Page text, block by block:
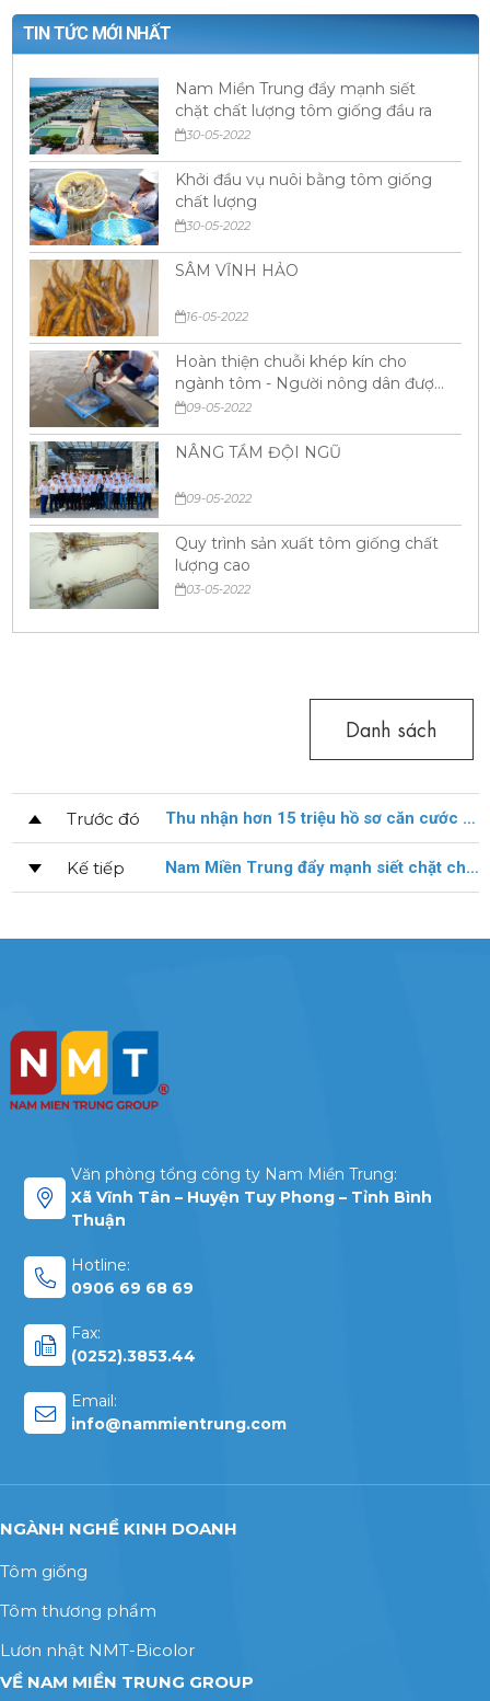
TIN TỨC MỚI NHẤT
Nam Miền Trung đẩy mạnh siết
chặt chất lượng tôm giống đầu ra
30-05-2022
Khởi đầu vụ nuôi bằng tôm giống
chất lượng
30-05-2022
SÂM VĨNH HẢO
16-05-2022
Hoàn thiện chuỗi khép kín cho
ngành tôm - Người nông dân được
hưởng lợi
09-05-2022
NÂNG TẦM ĐỘI NGŨ
09-05-2022
Quy trình sản xuất tôm giống chất
lượng cao
03-05-2022
Danh sách
Trước đó Thu nhận hơn 15 triệu hồ sơ căn cước công dân gắn chip
Kế tiếp Nam Miền Trung đẩy mạnh siết chặt chất lượng tôm giống đầu ra
Văn phòng tổng công ty Nam Miền Trung:
Xã Vĩnh Tân – Huyện Tuy Phong – Tỉnh Bình
Thuận
Hotline:
0906 69 68 69
Fax:
(0252).3853.44
Email:
info@nammientrung.com
NGÀNH NGHỀ KINH DOANH
Tôm giống
Tôm thương phẩm
Lươn nhật NMT-Bicolor
VỀ NAM MIỀN TRUNG GROUP